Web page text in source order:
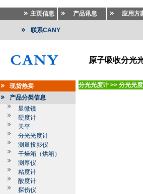
主页信息 产品讯息 应用方
联系CANY
原子吸收分光
现货热卖
产品分类信息
显微镜
硬度计
天平
分光光度计
测量投影仪
干燥箱（烘箱）
测厚仪
粘度计
酸度计
探伤仪
分光光度计 >> 分光光